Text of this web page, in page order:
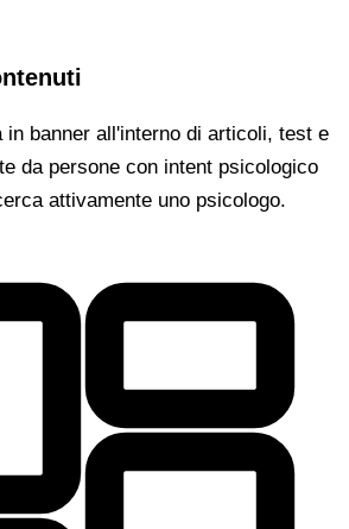
in banner all'interno di articoli, test e
da persone con intent psicologico
attivamente uno psicologo.